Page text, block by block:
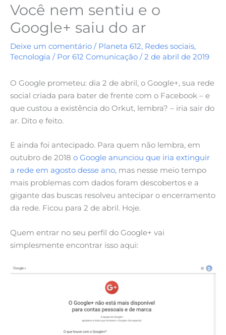
Você nem sentiu e o
Google+ saiu do ar
Deixe um comentário / Planeta 612, Redes sociais,
Tecnologia / Por 612 Comunicação /2 de abril de 2019
O Google prometeu: dia 2 de abril, o Google+, sua rede
social criada para bater de frente com o Facebook – e
que custou a existência do Orkut, lembra? – iria sair do
ar. Dito e feito.
E ainda foi antecipado. Para quem não lembra, em
outubro de 2018 o Google anunciou que iria extinguir
a rede em agosto desse ano, mas nesse meio tempo
mais problemas com dados foram descobertos e a
gigante das buscas resolveu antecipar o encerramento
da rede. Ficou para 2 de abril. Hoje.
Quem entrar no seu perfil do Google+ vai
simplesmente encontrar isso aqui: